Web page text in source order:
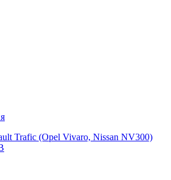
Trafic (Opel Vivaro, Nissan NV300)